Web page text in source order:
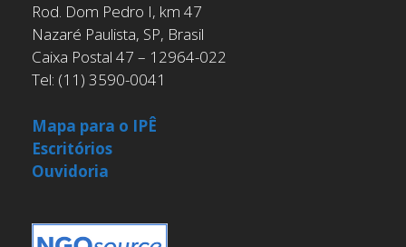
Rod. Dom Pedro I, km 47
Nazaré Paulista, SP, Brasil
Caixa Postal 47 – 12964-022
Tel: (11) 3590-0041
Mapa para o IPÊ
Escritórios
Ouvidoria